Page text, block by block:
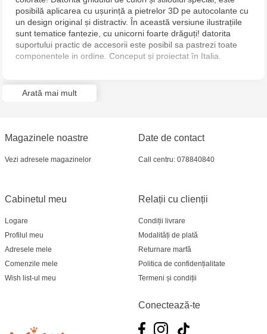
Jucărenia Bălți - str. Alexandru Cel Bun, 5
Jucărenia Cahul - str. Ștefan cel Mare, 29А
Multistore Soroca - bd. Ștefan cel Mare, 110
Jucărenia Bălți- EviMall, et2
posibilă aplicarea cu ușurință a pietrelor 3D pe autocolante cu
un design original și distractiv. În această versiune ilustrațiile
sunt tematice fantezie, cu unicorni foarte drăguți! datorita
suportului practic de accesorii este posibil sa pastrezi toate
componentele in ordine. Conceput și proiectat în Italia.
Arată mai mult
Magazinele noastre
Vezi adresele magazinelor
Relații cu clienții
Condiții livrare
Modalități de plată
Returnare marfă
Politica de confidențialitate
Termeni și condiții
Cabinetul meu
Logare
Profilul meu
Adresele mele
Comenzile mele
Wish list-ul meu
Date de contact
Call centru: 078840840
Conectează-te